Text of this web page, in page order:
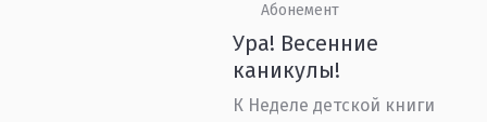
Абонемент
Ура! Весенние
каникулы!
К Неделе детской книги